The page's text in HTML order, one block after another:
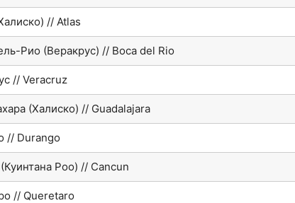
// Atlas
Рио (Веракрус) // Boca del Rio
// Veracruz
(Халиско) // Guadalajara
// Durango
Роо) // Cancun
// Queretaro